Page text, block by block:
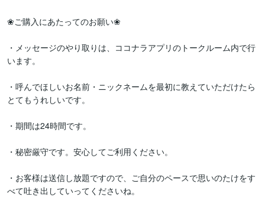
❀ご購入にあたってのお願い❀
・メッセージのやり取りは、ココナラアプリのトークルーム内で行
います。
・呼んでほしいお名前・ニックネームを最初に教えていただけたら
とてもうれしいです。
・期間は24時間です。
・秘密厳守です。安心してご利用ください。
・お客様は送信し放題ですので、ご自分のペースで思いのたけをす
べて吐き出していってくださいね。